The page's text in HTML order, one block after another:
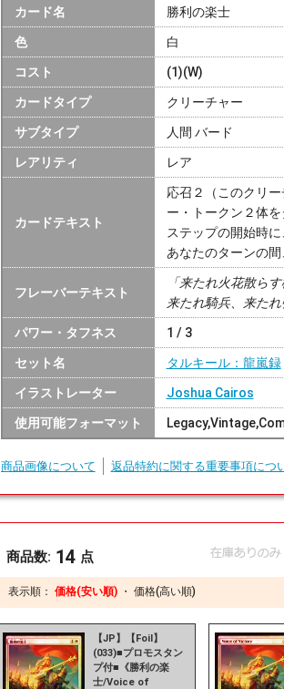
カード名 勝利の楽士
色 白
コスト (1)(W)
カードタイプ クリーチャー
サブタイプ 人間 バード
レアリティ レア
カードテキスト
応召２（このクリ
ー・トークン２体
ステップの開始時
あなたのターンの間
フレーバーテキスト
「来たれ火花散ら
来たれ騎兵、来たれ
パワー・タフネス 1 / 3
セット名 タルキール：龍嵐録
イラストレーター Joshua Cairos
使用可能フォーマット
商品画像について 返品特約に関する重要事項につ
商品数: 14 点
表示順： 価格(安い順) ・ 価格(高い順)
【JP】【Foil】
(033)■プロモスタン
プ付■《勝利の楽
士/Voice of